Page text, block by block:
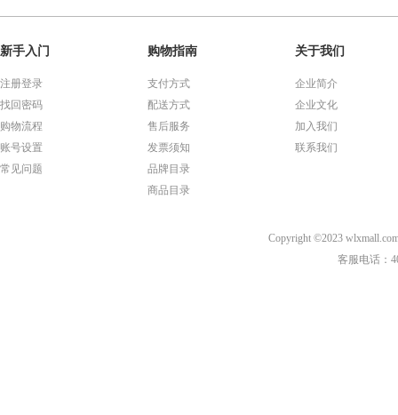
新手入门
注册登录
找回密码
购物流程
账号设置
常见问题
购物指南
支付方式
配送方式
售后服务
发票须知
品牌目录
商品目录
关于我们
企业简介
企业文化
加入我们
联系我们
Copyright ©2023
客服电话：